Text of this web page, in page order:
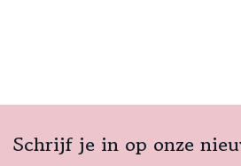
Schrijf je in op onze